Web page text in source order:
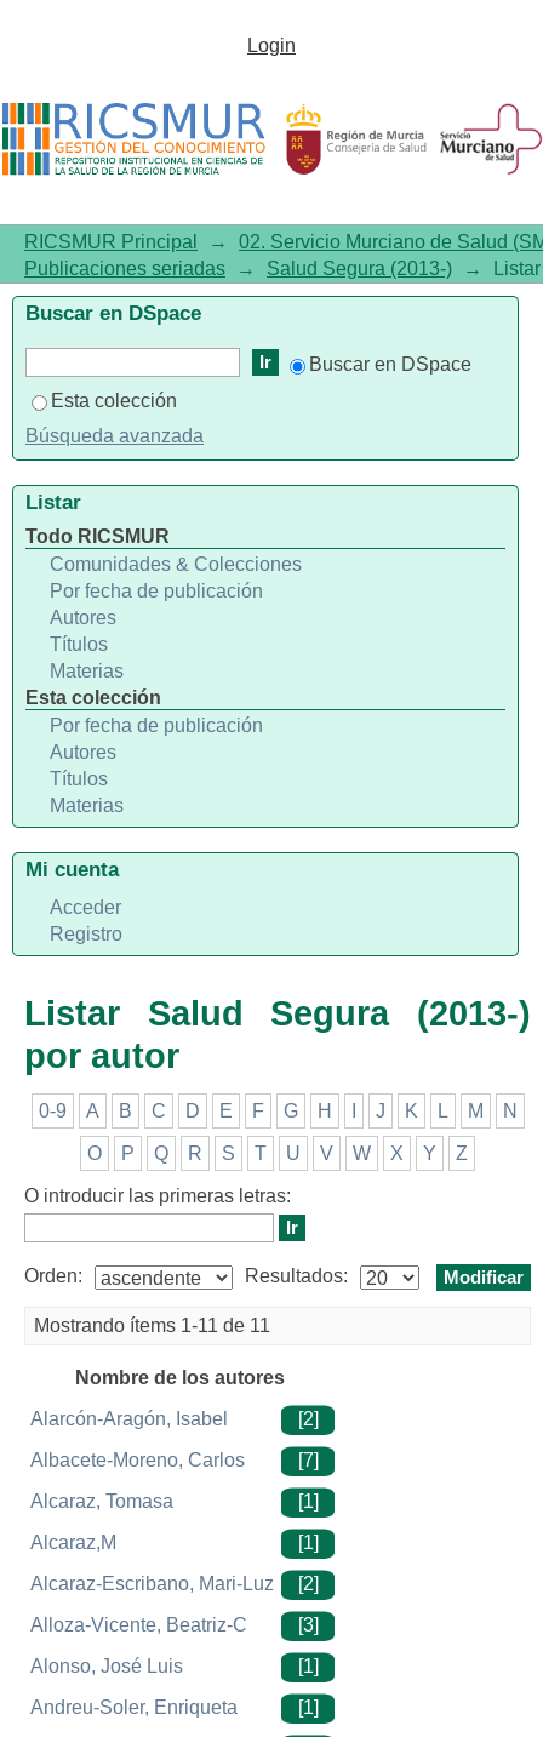
Listar Salud Segura (2013-) por
Login
RICSMUR Principal →
02. Servicio Murciano de Salud
Publicaciones seriadas
→ Salud Segura (2013-) →
Listar Salud Segura (2013-)
por autor
0-9 A B C D E F G H J K L M N
O P Q R S T U V W X Y Z
O introducir las primeras letras:
Orden: Resultados:
Mostrando ítems 1-11 de 11
Nombre de los autores
Alarcón-Aragón, Isabel
[2]
Albacete-Moreno, Carlos
[7]
Alcaraz, Tomasa
[1]
Alcaraz,M
[1]
Alcaraz-Escribano, Mari-Luz
[2]
Alloza-Vicente, Beatriz-C
[3]
Alonso, José Luis
[1]
Andreu-Soler, Enriqueta
[1]
Buscar en DSpace
Buscar en DSpace
Esta colección
Búsqueda avanzada
Listar
Todo RICSMUR
Comunidades & Colecciones
Por fecha de publicación
Autores
Títulos
Materias
Esta colección
Por fecha de publicación
Autores
Títulos
Materias
Mi cuenta
Acceder
Registro